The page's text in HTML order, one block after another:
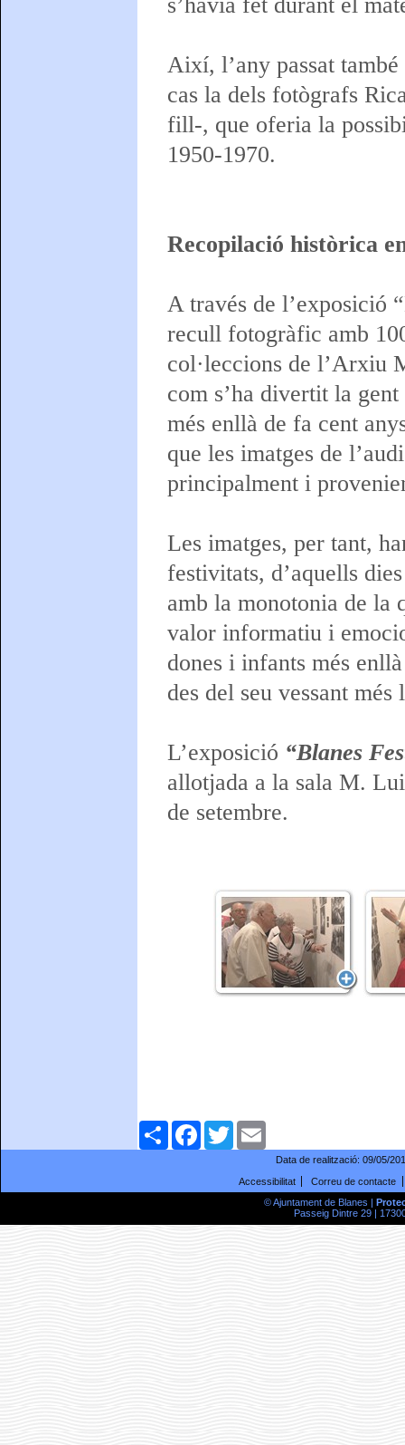
Així, l’any passat
cas la dels fotògrafs
fill-, que oferia la
1950-1970.
Recopilació històrica
A través de l’exposició
recull fotogràfic amb
col·leccions de l’Arxiu
com s’ha divertit la
més enllà de fa cent
que les imatges de
principalment i
Les imatges, per tant,
festivitats, d’aquells
amb la monotonia de la
valor informatiu i
dones i infants més
des del seu vessant
L’exposició “Blanes
allotjada a la sala M.
de setembre.
ComparteixFacebookTwitter
Data de realització: 09/05/
Accessibilitat
Correu de contacte
© Ajuntament de Blanes |
Passeig Dintre 29 |